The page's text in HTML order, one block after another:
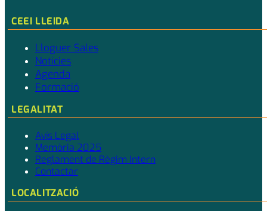
CEEI LLEIDA
Lloguer Sales
Notícies
Agenda
Formació
LEGALITAT
Avís Legal
Memòria 2025
Reglament de Règim Intern
Contactar
LOCALITZACIÓ